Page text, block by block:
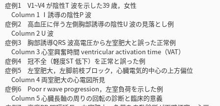
症例1 V1~V4 が陰性T 波を示した39 歳，女性
Column 1 Ⅰ誘導の陰性P 波
症例2 高血圧に伴う左側胸部誘導の陰性U 波の見落とし例
Column 2 U 波
症例3 胸部誘導QRS 波高電圧から左室肥大と誤った正常例
Column 3 心室興奮時間 ventricular activation time（VAT）
症例4 冠不全（軽度ST 低下）を正常と誤った例
症例5 左室肥大，左脚前枝ブロック，心臓電気的中心の上方偏位
Column 4 両室肥大の心電図所見
症例6 Poor r wave progression，左室負荷を示した例
Column 5 心臓長軸の周りの回転の診断と臨床的意義